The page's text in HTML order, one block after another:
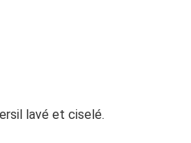
lavé et ciselé.